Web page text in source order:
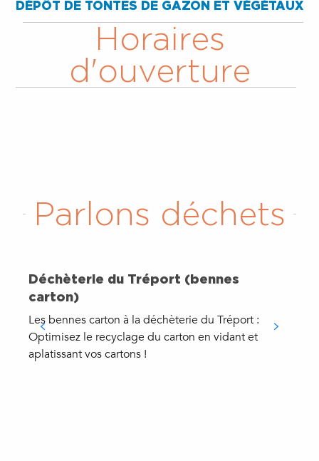
DÉPÔT DE TONTES DE GAZON ET VÉGÉTAUX
Horaires
d'ouverture
Parlons déchets
Déchèterie du Tréport (bennes
carton)
Les bennes carton à la déchèterie du Tréport :
Optimisez le recyclage du carton en vidant et
aplatissant vos cartons !